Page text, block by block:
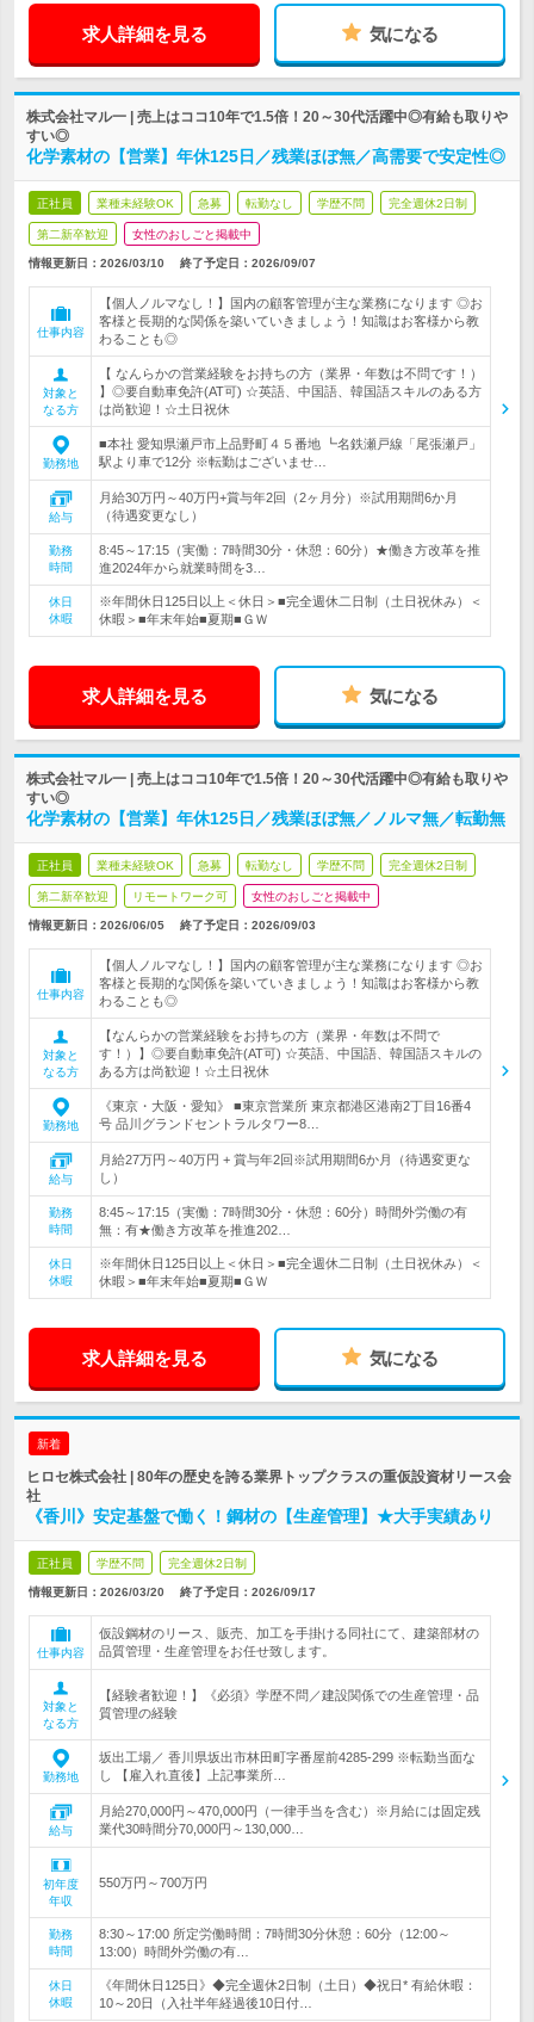
求人詳細を見る 気になる
株式会社マル一 | 売上はココ10年で1.5倍！20～30代活躍中◎有給も取りや
すい◎
化学素材の【営業】年休125日／残業ほぼ無／高需要で安定性◎
正社員 業種未経験OK 急募 転勤なし 学歴不問 完全週休2日制
第二新卒歓迎 女性のおしごと掲載中
情報更新日：2026/03/10 終了予定日： 2026/09/07
仕事内容
【個人ノルマなし！】国内の顧客管理が主な業務になります ◎お
客様と長期的な関係を築いていきましょう！知識はお客様から教
わることも◎
対象と
なる方
【 なんらかの営業経験をお持ちの方（業界・年数は不問です！）
】◎要自動車免許(AT可) ☆英語、中国語、韓国語スキルのある方
は尚歓迎！☆土日祝休
勤務地
■本社 愛知県瀬戸市上品野町４５番地 ┗名鉄瀬戸線「尾張瀬戸」
駅より車で12分 ※転勤はございませ…
給与
月給30万円～40万円+賞与年2回（2ヶ月分）※試用期間6か月
（待遇変更なし）
勤務
時間
8:45～17:15（実働：7時間30分・休憩：60分）★働き方改革を推
進2024年から就業時間を3…
休日
休暇
※年間休日125日以上＜休日＞■完全週休二日制（土日祝休み）＜
休暇＞■年末年始■夏期■ＧＷ
求人詳細を見る 気になる
株式会社マル一 | 売上はココ10年で1.5倍！20～30代活躍中◎有給も取りや
すい◎
化学素材の【営業】年休125日／残業ほぼ無／ノルマ無／転勤無
正社員 業種未経験OK 急募 転勤なし 学歴不問 完全週休2日制
第二新卒歓迎 リモートワーク可 女性のおしごと掲載中
情報更新日：2026/06/05 終了予定日： 2026/09/03
仕事内容
【個人ノルマなし！】国内の顧客管理が主な業務になります ◎お
客様と長期的な関係を築いていきましょう！知識はお客様から教
わることも◎
対象と
なる方
【なんらかの営業経験をお持ちの方（業界・年数は不問で
す！）】◎要自動車免許(AT可) ☆英語、中国語、韓国語スキルの
ある方は尚歓迎！☆土日祝休
勤務地
《東京・大阪・愛知》 ■東京営業所 東京都港区港南2丁目16番4
号 品川グランドセントラルタワー8…
給与
月給27万円～40万円 + 賞与年2回※試用期間6か月（待遇変更な
し）
勤務
時間
8:45～17:15（実働：7時間30分・休憩：60分）時間外労働の有
無：有★働き方改革を推進202…
休日
休暇
※年間休日125日以上＜休日＞■完全週休二日制（土日祝休み）＜
休暇＞■年末年始■夏期■ＧＷ
求人詳細を見る 気になる
新着
ヒロセ株式会社 | 80年の歴史を誇る業界トップクラスの重仮設資材リース会
社
《香川》安定基盤で働く！鋼材の【生産管理】★大手実績あり
正社員 学歴不問 完全週休2日制
情報更新日：2026/03/20 終了予定日： 2026/09/17
仕事内容
仮設鋼材のリース、販売、加工を手掛ける同社にて、建築部材の
品質管理・生産管理をお任せ致します。
対象と
なる方
【経験者歓迎！】《必須》学歴不問／建設関係での生産管理・品
質管理の経験
勤務地
坂出工場／ 香川県坂出市林田町字番屋前4285-299 ※転勤当面な
し 【雇入れ直後】上記事業所…
給与
月給270,000円～470,000円（一律手当を含む）※月給には固定残
業代30時間分70,000円～130,000…
初年度
年収
550万円～700万円
勤務
時間
8:30～17:00 所定労働時間：7時間30分休憩：60分（12:00～
13:00）時間外労働の有…
休日
休暇
《年間休日125日》◆完全週休2日制（土日）◆祝日* 有給休暇：
10～20日（入社半年経過後10日付…